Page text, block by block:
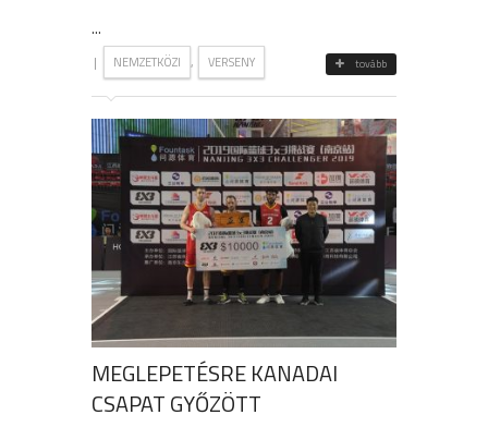
...
| NEMZETKÖZI , VERSENY tovább
MEGLEPETÉSRE KANADAI
CSAPAT GYŐZÖTT